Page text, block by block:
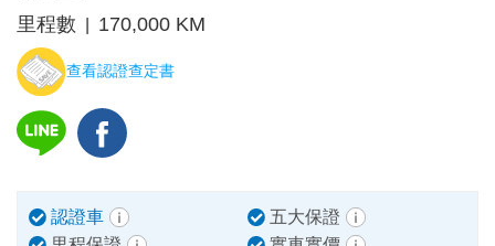
里程數
170,000 KM
查看認證查定書
認證車
五大保證